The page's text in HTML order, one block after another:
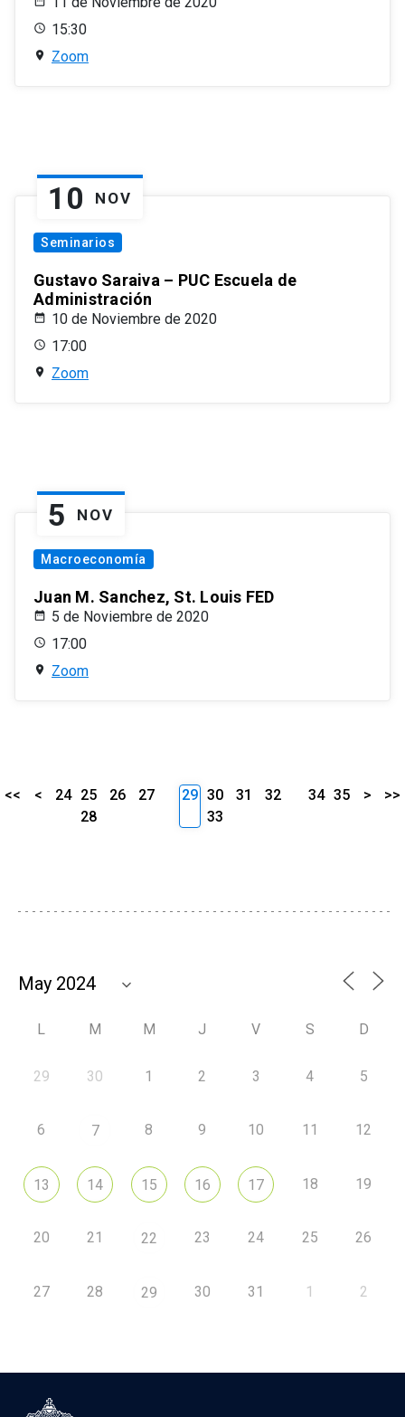
15:30
Zoom
10 NOV
Seminarios
Gustavo Saraiva – PUC Escuela de
Administración
10 de Noviembre de 2020
17:00
Zoom
5 NOV
Macroeconomía
Juan M. Sanchez, St. Louis FED
5 de Noviembre de 2020
17:00
Zoom
<< < 24 25 26
27
28
29 30 31
32
33
34 35 > >>
L M M J V S D
29 30 1 2 3 4 5
6 7 8 9 10 11 12
13 14 15 16 17 18 19
20 21 22 23 24 25 26
27 28 29 30 31 1 2